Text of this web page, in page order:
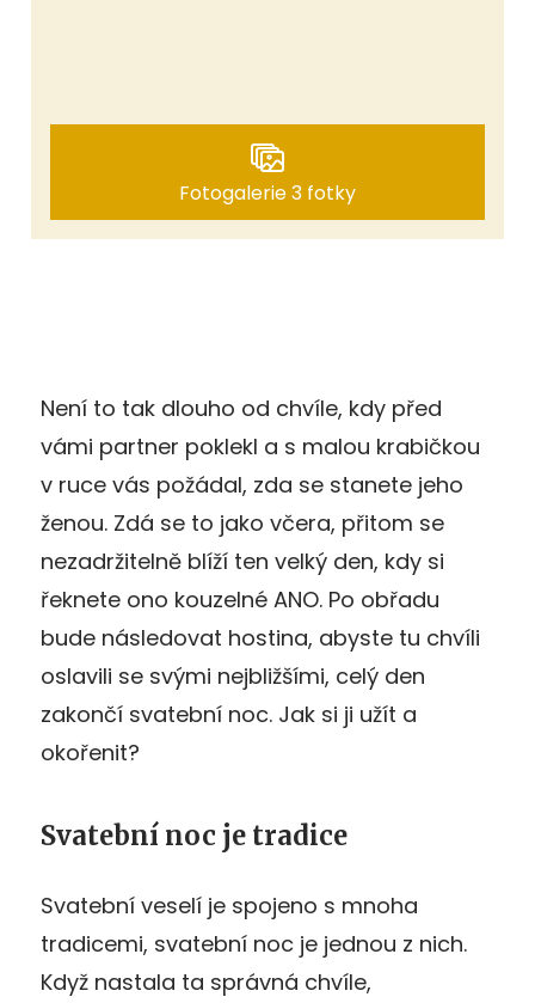
Fotogalerie 3 fotky
Není to tak dlouho od chvíle, kdy před
vámi partner poklekl a s malou krabičkou
v ruce vás požádal, zda se stanete jeho
ženou. Zdá se to jako včera, přitom se
nezadržitelně blíží ten velký den, kdy si
řeknete ono kouzelné ANO. Po obřadu
bude následovat hostina, abyste tu chvíli
oslavili se svými nejbližšími, celý den
zakončí svatební noc. Jak si ji užít a
okořenit?
Svatební noc je tradice
Svatební veselí je spojeno s mnoha
tradicemi, svatební noc je jednou z nich.
Když nastala ta správná chvíle,